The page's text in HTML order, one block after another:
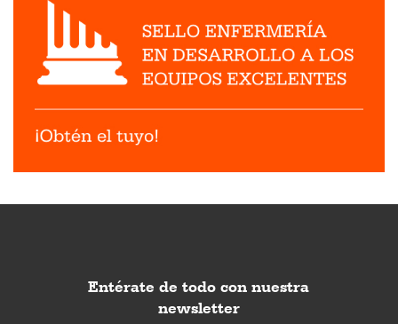
Entérate de todo con nuestra
newsletter